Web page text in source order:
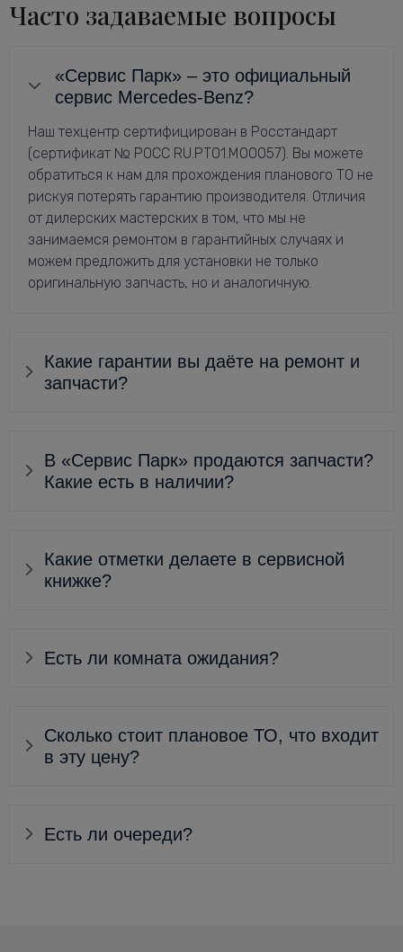
Часто задаваемые вопросы
«Сервис Парк» – это официальный
сервис Mercedes-Benz?
Наш техцентр сертифицирован в Росстандарт
(сертификат № РОСС RU.РТ01.М00057). Вы можете
обратиться к нам для прохождения планового ТО не
рискуя потерять гарантию производителя. Отличия
от дилерских мастерских в том, что мы не
занимаемся ремонтом в гарантийных случаях и
можем предложить для установки не только
оригинальную запчасть, но и аналогичную.
Какие гарантии вы даёте на ремонт и
запчасти?
В «Сервис Парк» продаются запчасти?
Какие есть в наличии?
Какие отметки делаете в сервисной
книжке?
Есть ли комната ожидания?
Сколько стоит плановое ТО, что входит
в эту цену?
Есть ли очереди?